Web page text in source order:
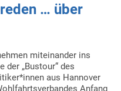
… über
miteinander ins
der „Bustour“ des
aus Hannover
Anfang